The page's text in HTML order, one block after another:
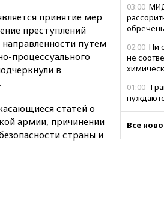
03:00
02:00 Ни
не
01:00
00:01
Все
принятие мер
преступлений
путем
процессуального
в
статей о
армии, причинении
страны и